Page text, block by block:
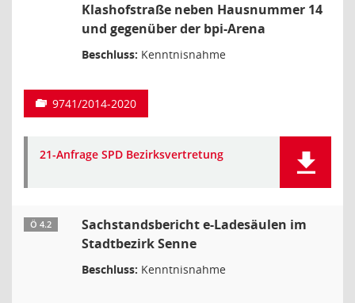
Klashofstraße neben Hausnummer 14
und gegenüber der bpi-Arena
Beschluss: Kenntnisnahme
9741/2014-2020
21-Anfrage SPD Bezirksvertretung
Ö 4.2
Sachstandsbericht e-Ladesäulen im
Stadtbezirk Senne
Beschluss: Kenntnisnahme